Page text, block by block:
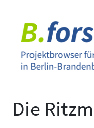
springen
Die